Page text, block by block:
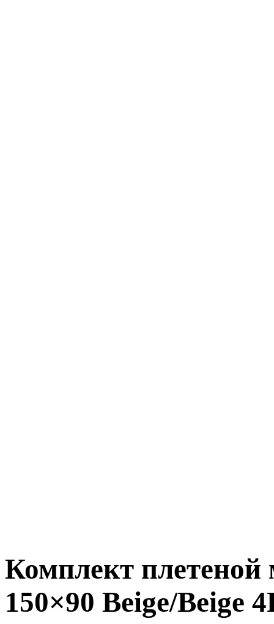
Комплект плетеной
150×90 Beige/Beige